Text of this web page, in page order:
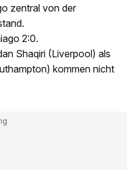
zentral von der
2:0.
Shaqiri (Liverpool) als
kommen nicht